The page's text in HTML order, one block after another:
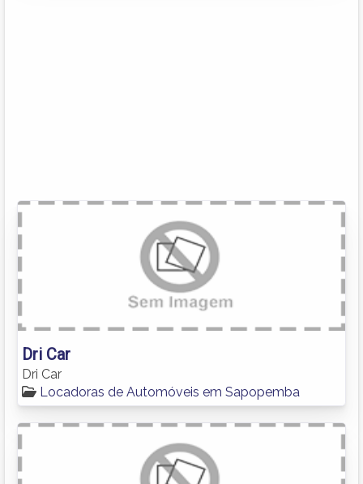
Dri Car
Dri Car
Locadoras de Automóveis em Sapopemba